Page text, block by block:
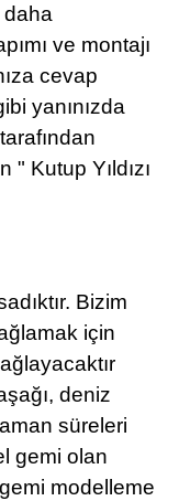
daha
ve montajı
cevap
yanınızda
" Kutup Yıldızı
Bizim
için
deniz
süreleri
gemi olan
modelleme